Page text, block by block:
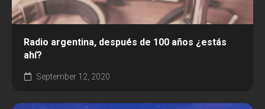
Radio argentina, después de 100 años ¿estás
ahí?
September 12, 2020